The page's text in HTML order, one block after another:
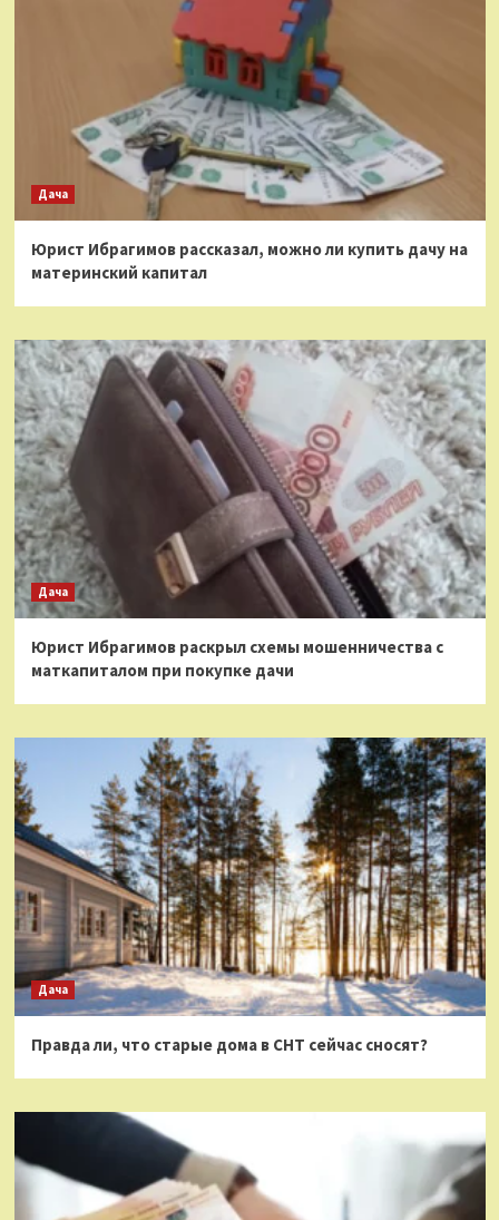
Дача
Юрист Ибрагимов рассказал, можно ли купить дачу на
материнский капитал
Дача
Юрист Ибрагимов раскрыл схемы мошенничества с
маткапиталом при покупке дачи
Дача
Правда ли, что старые дома в СНТ сейчас сносят?